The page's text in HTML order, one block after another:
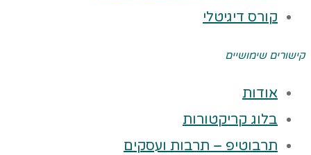
קורס דיגיטלי
קישורים שימושיים
אודות
בלוג קריקטורות
תרבוטיפ – תרבות ועסקים